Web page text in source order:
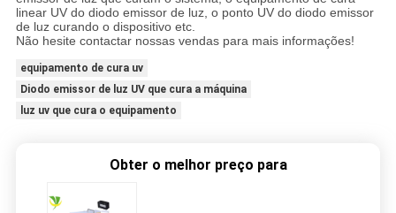
linear UV do diodo emissor de luz, o ponto UV do diodo emissor
de luz curando o dispositivo etc.
Não hesite contactar nossas vendas para mais informações!
equipamento de cura uv
Diodo emissor de luz UV que cura a máquina
luz uv que cura o equipamento
Obter o melhor preço para